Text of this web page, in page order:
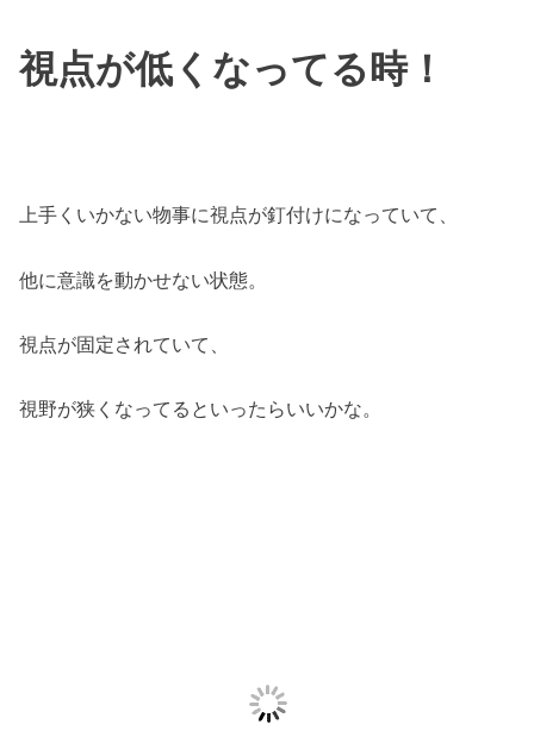
視点が低くなってる時！
上手くいかない物事に視点が釘付けになっていて、
他に意識を動かせない状態。
視点が固定されていて、
視野が狭くなってるといったらいいかな。